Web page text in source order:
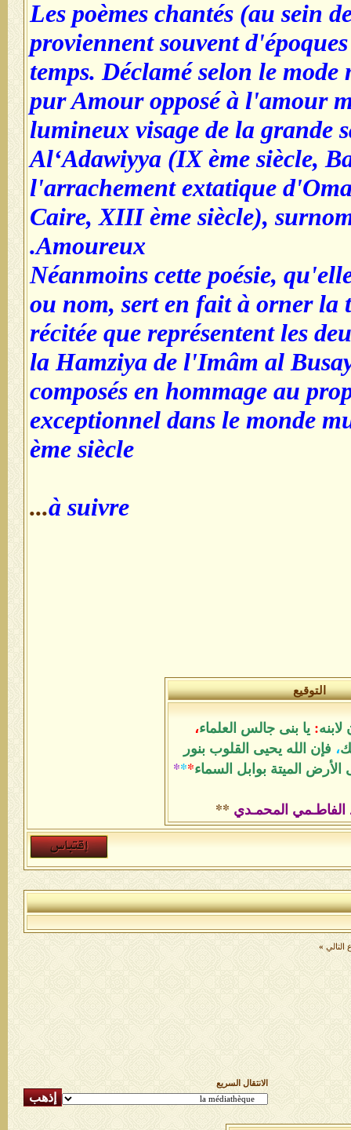
Les poèmes chantés (au sein
proviennent souvent
temps. Déclamé selon le
pur Amour opposé à l'amour
lumineux visage de la grande
Al‘Adawiyya (IX ème siècle,
l'arrachement extatique
Caire, XIII ème siècle),
Amoureux.
Néanmoins cette poésie,
ou nom, sert en fait à orner la
récitée que représentent les
la Hamziya de l'Imâm al
composés en hommage au
exceptionnel dans le monde
ème siècle
à suivre
...
التوقيع
: يا بنى جالس العلماء،
، فإن الله يحيى القلوب بنور
الميتة بوابل السماء*
*
*
الفاطـمي المحمـدي **
التالي »
الانتقال السريع